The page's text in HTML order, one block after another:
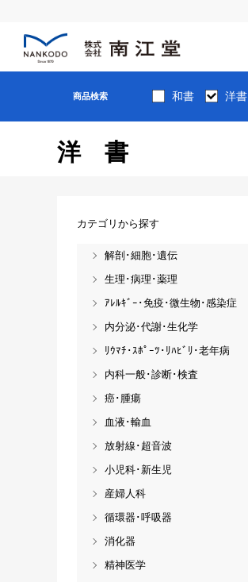
商品検索 和書 洋書
洋書
カテゴリから探す
解剖･細胞･遺伝
生理･病理･薬理
ｱﾚﾙｷﾞｰ･免疫･微生物･感染症
内分泌･代謝･生化学
ﾘｳﾏﾁ･ｽﾎﾟｰﾂ･ﾘﾊﾋﾞﾘ･老年病
内科一般･診断･検査
癌･腫瘍
血液･輸血
放射線･超音波
小児科･新生児
産婦人科
循環器･呼吸器
消化器
精神医学